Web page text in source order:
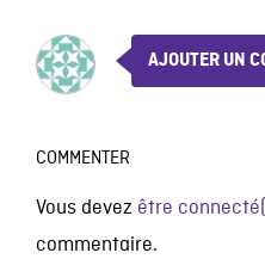
AJOUTER UN
COMMENTER
Vous devez être
commentaire.